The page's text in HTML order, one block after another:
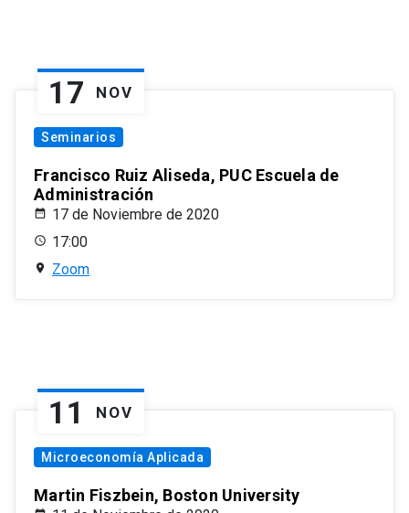
17 NOV
Seminarios
Francisco Ruiz Aliseda, PUC Escuela de
Administración
17 de Noviembre de 2020
17:00
Zoom
11 NOV
Microeconomía Aplicada
Martin Fiszbein, Boston University